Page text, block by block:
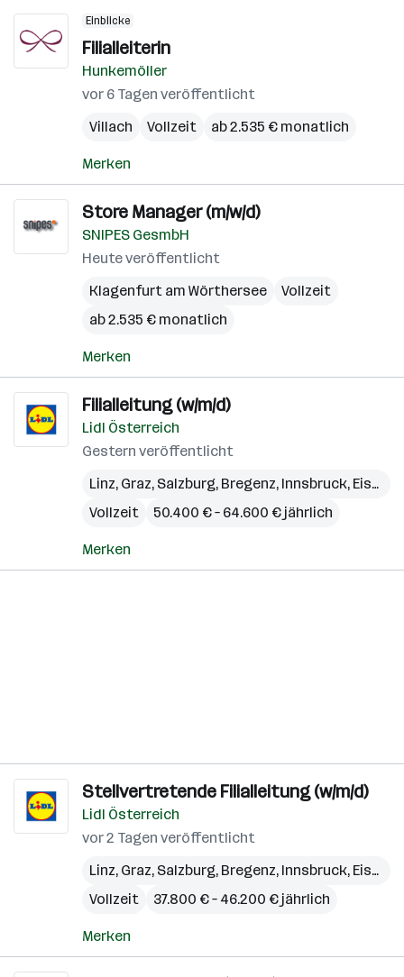
Einblicke
Filialleiterin
Hunkemöller
vor 6 Tagen veröffentlicht
Villach
Vollzeit ab 2.535 € monatlich
Merken
Store Manager (m/w/d)
SNIPES GesmbH
Heute veröffentlicht
Klagenfurt am Wörthersee
Vollzeit
ab 2.535 € monatlich
Merken
Filialleitung (w/m/d)
Lidl Österreich
Gestern veröffentlicht
Linz, Graz, Salzburg, Bregenz, Innsbruck, Eisenstadt
Vollzeit
50.400 € – 64.600 € jährlich
Merken
Stellvertretende Filialleitung (w/m/d)
Lidl Österreich
vor 2 Tagen veröffentlicht
Linz, Graz, Salzburg, Bregenz, Innsbruck, Eisenstadt
Vollzeit
37.800 € – 46.200 € jährlich
Merken